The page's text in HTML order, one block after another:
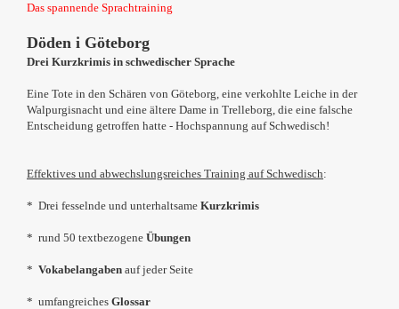
Das spannende Sprachtraining
Döden i Göteborg
Drei Kurzkrimis in schwedischer Sprache
Eine Tote in den Schären von Göteborg, eine verkohlte Leiche in der
Walpurgisnacht und eine ältere Dame in Trelleborg, die eine falsche
Entscheidung getroffen hatte - Hochspannung auf Schwedisch!
Effektives und abwechslungsreiches Training auf Schwedisch:
* Drei fesselnde und unterhaltsame Kurzkrimis
* rund 50 textbezogene Übungen
* Vokabelangaben auf jeder Seite
* umfangreiches Glossar